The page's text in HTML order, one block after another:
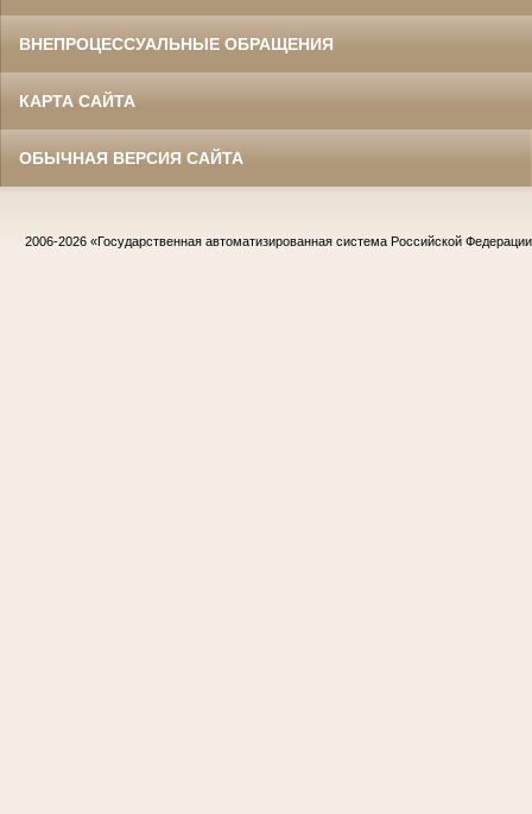
ВНЕПРОЦЕССУАЛЬНЫЕ ОБРАЩЕНИЯ
КАРТА САЙТА
ОБЫЧНАЯ ВЕРСИЯ САЙТА
2006-2026 «Государственная автоматизированная система Российской